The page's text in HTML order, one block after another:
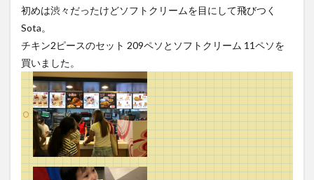
初めは渋々だったけどソフトクリームを目にして飛びつく
Sota。
チキン2ピースのセット 209ペソとソフトクリーム 11ペソを
買いました。